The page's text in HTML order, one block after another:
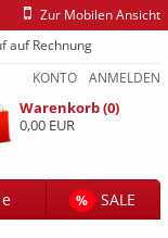
Zur Mobilen Ansicht
auf Rechnung
ANMELDEN
KONTO
Warenkorb (0)
0,00 EUR
%
SALE